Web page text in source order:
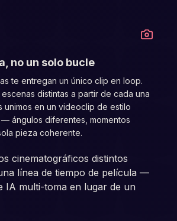
no un solo bucle
te entregan un único clip en loop.
distintas a partir de cada una
unimos en un videoclip de estilo
ángulos diferentes, momentos
pieza coherente.